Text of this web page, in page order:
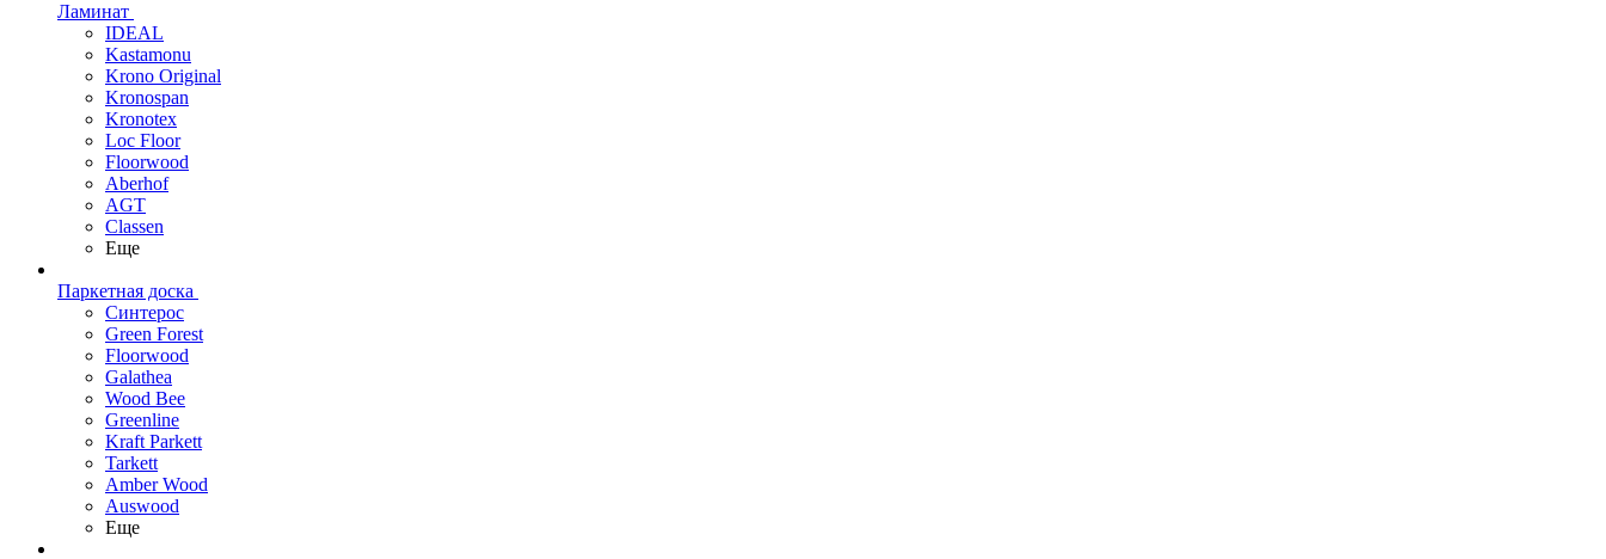
Ламинат
IDEAL
Kastamonu
Krono Original
Kronospan
Kronotex
Loc Floor
Floorwood
Aberhof
AGT
Classen
Еще
Паркетная доска
Синтерос
Green Forest
Floorwood
Galathea
Wood Bee
Greenline
Kraft Parkett
Tarkett
Amber Wood
Auswood
Еще